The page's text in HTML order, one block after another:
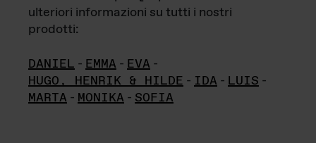
ulteriori informazioni su tutti i nostri
prodotti:
DANIEL - EMMA - EVA -
HUGO, HENRIK & HILDE - IDA - LUIS -
MARTA - MONIKA - SOFIA